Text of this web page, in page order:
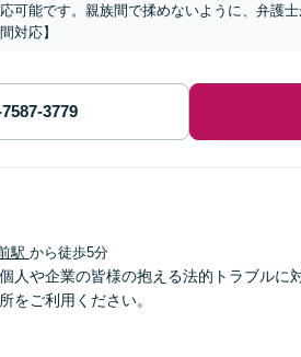
可能です。親族間で揉めないように、弁護
対応】
駅 から徒歩5分
人や企業の皆様の抱える法的トラブルに
をご利用ください。